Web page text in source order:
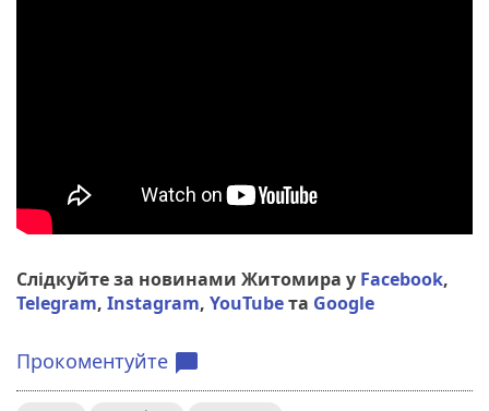
Слідкуйте за новинами Житомира у Facebook,
Telegram, Instagram, YouTubeта Google
Прокоментуйте chat_bubble